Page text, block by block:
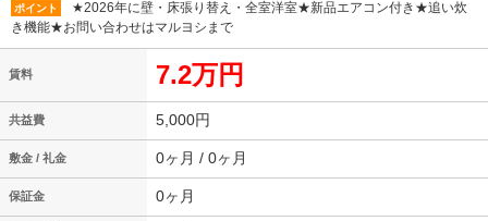
ポイント
★2026年に壁・床張り替え・全室洋室★新品エアコン付き★追い炊
き機能★お問い合わせはマルヨシまで
賃料 7.2万円
共益費 5,000円
敷金 / 礼金 0ヶ月 / 0ヶ月
保証金 0ヶ月